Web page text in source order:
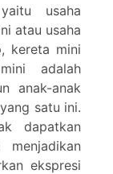
usaha
atau usaha
kereta mini
adalah
anak-anak
satu ini.
dapatkan
ekspresi